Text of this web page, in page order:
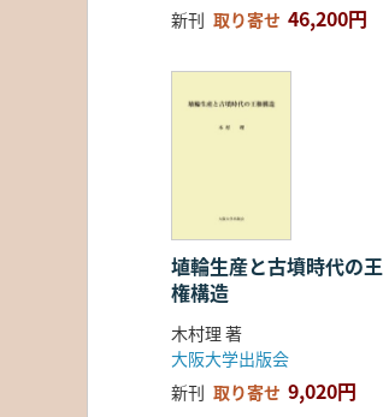
新刊 取り寄せ 46,200円
埴輪生産と古墳時代の王
権構造
木村理 著
大阪大学出版会
新刊 取り寄せ 9,020円